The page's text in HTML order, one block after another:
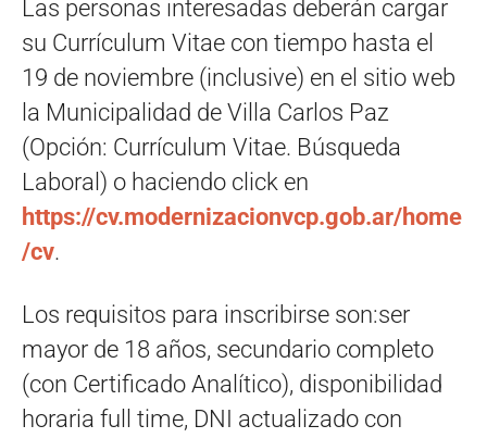
Las personas interesadas deberán cargar
su Currículum Vitae con tiempo hasta el
19 de noviembre (inclusive) en el sitio web
la Municipalidad de Villa Carlos Paz
(Opción: Currículum Vitae. Búsqueda
Laboral) o haciendo click en
https://cv.modernizacionvcp.gob.ar/home
/cv.
Los requisitos para inscribirse son:ser
mayor de 18 años, secundario completo
(con Certificado Analítico), disponibilidad
horaria full time, DNI actualizado con